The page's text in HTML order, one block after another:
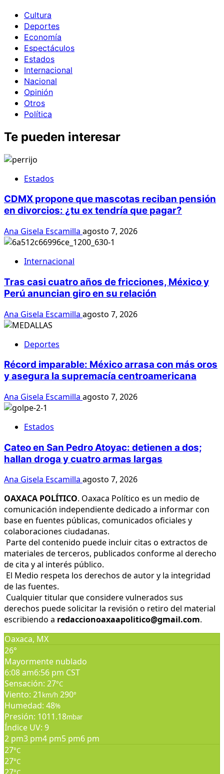
Cultura
Deportes
Economía
Espectáculos
Estados
Internacional
Nacional
Opinión
Otros
Política
Te pueden interesar
Estados
CDMX propone que mascotas reciban pensión
en divorcios: ¿tu ex tendría que pagar?
Ana Gisela Escamilla agosto 7, 2026
Internacional
Tras casi cuatro años de fricciones, México y
Perú anuncian giro en su relación
Ana Gisela Escamilla agosto 7, 2026
Deportes
Récord imparable: México arrasa con más oros
y asegura la supremacía centroamericana
Ana Gisela Escamilla agosto 7, 2026
Estados
Cateo en San Pedro Atoyac: detienen a dos;
hallan droga y cuatro armas largas
Ana Gisela Escamilla agosto 7, 2026
OAXACA POLÍTICO. Oaxaca Político es un medio de
comunicación independiente dedicado a informar con
base en fuentes públicas, comunicados oficiales y
colaboraciones ciudadanas.
Parte del contenido puede incluir citas o extractos de
materiales de terceros, publicados conforme al derecho
de cita y al interés público.
El Medio respeta los derechos de autor y la integridad
de las fuentes.
Cualquier titular que considere vulnerados sus
derechos puede solicitar la revisión o retiro del material
escribiendo a redaccionoaxaapolitico@gmail.com.
Oaxaca, MX
26°
Mayormente nublado
6:08 am6:56 pm CST
Sensación: 27°C
Viento: 21 km/h 290°
Humedad: 48%
Presión: 1011.18mbar
Índice UV: 9
2 pm3 pm4 pm5 pm6 pm
27°C
27°C